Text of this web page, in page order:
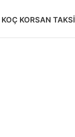
KOÇ KORSAN TAKSI